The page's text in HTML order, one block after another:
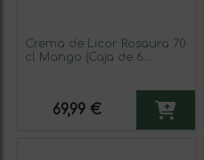
Crema de Licor Rosaura 70
cl Mango (Caja de 6
69,99 €